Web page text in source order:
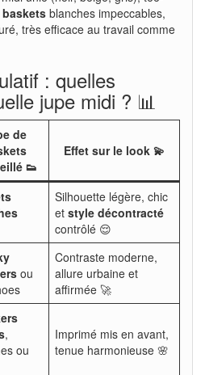
baskets blanches impeccables,
très efficace au travail comme
: quelles
jupe midi ? 📊
de
👟
Effet sur le look 💫
Silhouette légère, chic
et style décontracté
contrôlé 😌
ou
Contraste moderne,
allure urbaine et
affirmée 🚀
,
ou
Imprimé mis en avant,
tenue harmonieuse 🌸